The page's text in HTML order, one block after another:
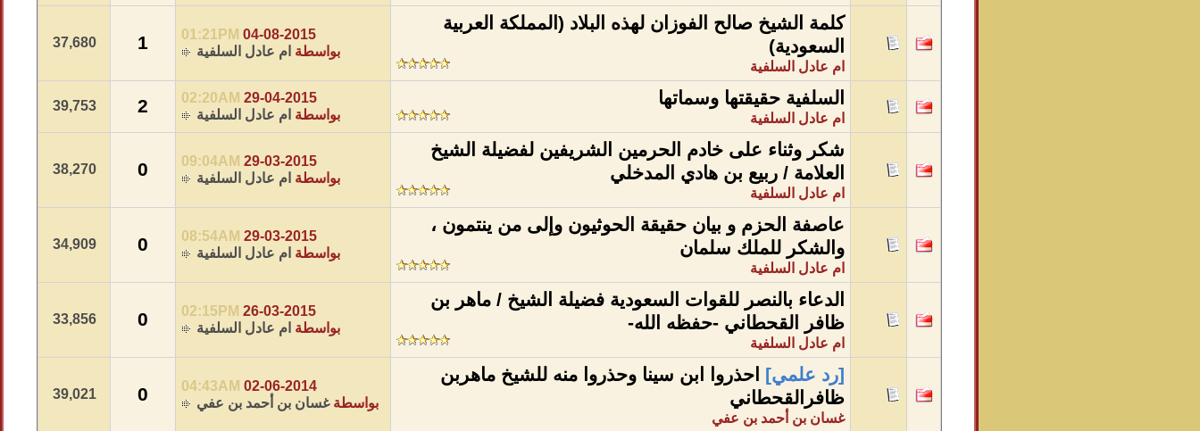
كلمة الشيخ صالح الفوزان لهذه البلاد (المملكة العربية
السعودية)
ام عادل السلفية
04-08-2015
01:21PM
بواسطة ام عادل السلفية 1
37,680
السلفية حقيقتها وسماتها
ام عادل السلفية
29-04-2015
02:20AM
بواسطة ام عادل السلفية 2
39,753
شكر وثناء على خادم الحرمين الشريفين لفضيلة الشيخ
العلامة / ربيع بن هادي المدخلي
ام عادل السلفية
29-03-2015
09:04AM
بواسطة ام عادل السلفية 0
38,270
عاصفة الحزم و بيان حقيقة الحوثيون وإلى من ينتمون ،
والشكر للملك سلمان
ام عادل السلفية
29-03-2015
08:54AM
بواسطة ام عادل السلفية 0
34,909
الدعاء بالنصر للقوات السعودية فضيلة الشيخ / ماهر بن
ظافر القحطاني -حفظه الله-
ام عادل السلفية
26-03-2015
02:15PM
بواسطة ام عادل السلفية 0
33,856
[رد علمي] احذروا ابن سينا وحذروا منه للشيخ ماهربن
ظافرالقحطاني
غسان بن أحمد بن عفي
02-06-2014
04:43AM
بواسطةغسان بن أحمد بن عفي 0
39,021